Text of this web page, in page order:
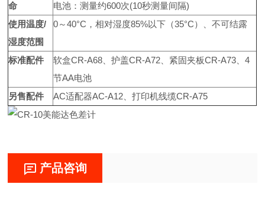
命
电池：测量约600次(10秒测量间隔)
使用温度/
湿度范围
0～40°C，相对湿度85%以下（35°C）、不可结露
标准配件
软盒CR-A68、护盖CR-A72、紧固夹板CR-A73、4
节AA电池
另售配件
AC适配器AC-A12、打印机线缆CR-A75
产品咨询